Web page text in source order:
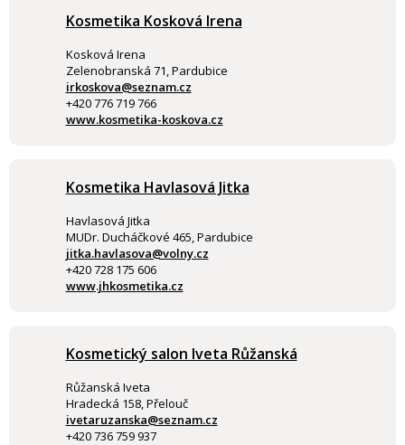
Kosmetika Kosková Irena
Kosková Irena
Zelenobranská 71, Pardubice
irkoskova@seznam.cz
+420 776 719 766
www.kosmetika-koskova.cz
Kosmetika Havlasová Jitka
Havlasová Jitka
MUDr. Ducháčkové 465, Pardubice
jitka.havlasova@volny.cz
+420 728 175 606
www.jhkosmetika.cz
Kosmetický salon Iveta Růžanská
Růžanská Iveta
Hradecká 158, Přelouč
ivetaruzanska@seznam.cz
+420 736 759 937